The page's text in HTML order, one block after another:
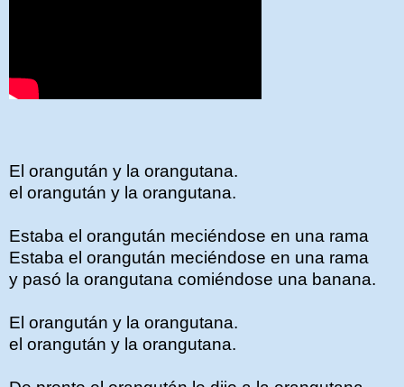
El orangután y la orangutana.
el orangután y la orangutana.
Estaba el orangután meciéndose en una rama
Estaba el orangután meciéndose en una rama
y pasó la orangutana comiéndose una banana.
El orangután y la orangutana.
el orangután y la orangutana.